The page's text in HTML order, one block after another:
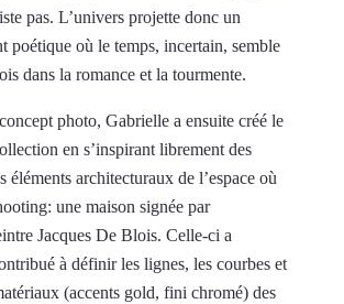
pas. L’univers projette donc un
poétique où le temps, incertain, semble
dans la romance et la tourmente.
photo, Gabrielle a ensuite créé le
en s’inspirant librement des
éléments architecturaux de l’espace où
une maison signée par
Jacques De Blois. Celle-ci a
à définir les lignes, les courbes et
(accents gold, fini chromé) des